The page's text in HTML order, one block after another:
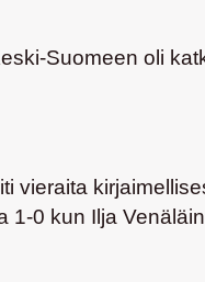
Suomeen oli
vieraita
1-0 kun Ilja